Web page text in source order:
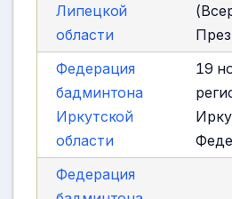
Липецкой
области
Федерация
бадминтона
Иркутской
области
19
Федерация